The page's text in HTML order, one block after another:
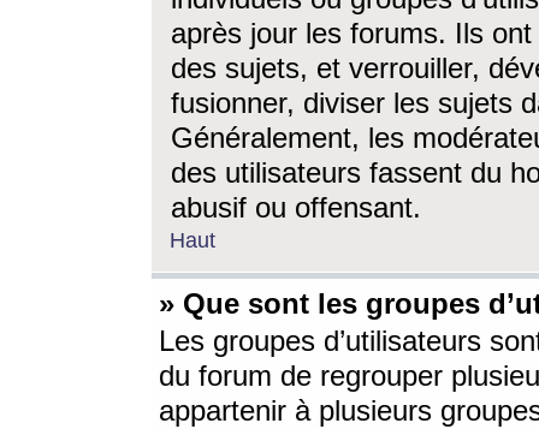
après jour les forums. Ils ont
des sujets, et verrouiller,
fusionner, diviser les sujets
Généralement, les
des utilisateurs fassent du
abusif ou offensant.
Haut
» Que sont les groupes
Les groupes d’utilisateurs
du forum de regrouper
appartenir à plusieurs